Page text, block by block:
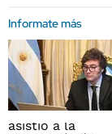
Informate más